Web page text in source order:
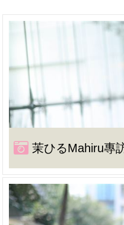
茉ひるMahiru專